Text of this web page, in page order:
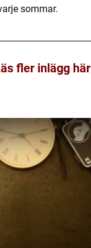
sommar.
fler inlägg här